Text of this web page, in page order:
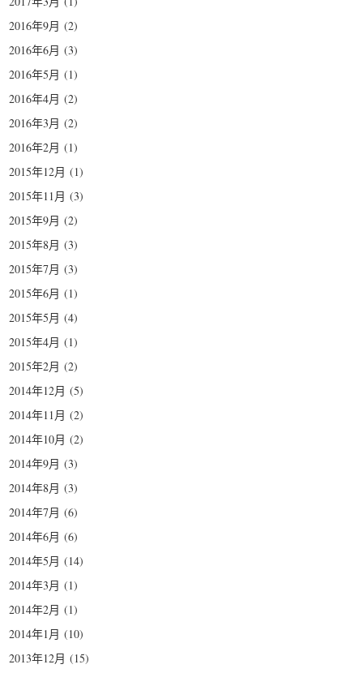
2016年9月 (2)
2016年6月 (3)
2016年5月 (1)
2016年4月 (2)
2016年3月 (2)
2016年2月 (1)
2015年12月 (1)
2015年11月 (3)
2015年9月 (2)
2015年8月 (3)
2015年7月 (3)
2015年6月 (1)
2015年5月 (4)
2015年4月 (1)
2015年2月 (2)
2014年12月 (5)
2014年11月 (2)
2014年10月 (2)
2014年9月 (3)
2014年8月 (3)
2014年7月 (6)
2014年6月 (6)
2014年5月 (14)
2014年3月 (1)
2014年2月 (1)
2014年1月 (10)
2013年12月 (15)